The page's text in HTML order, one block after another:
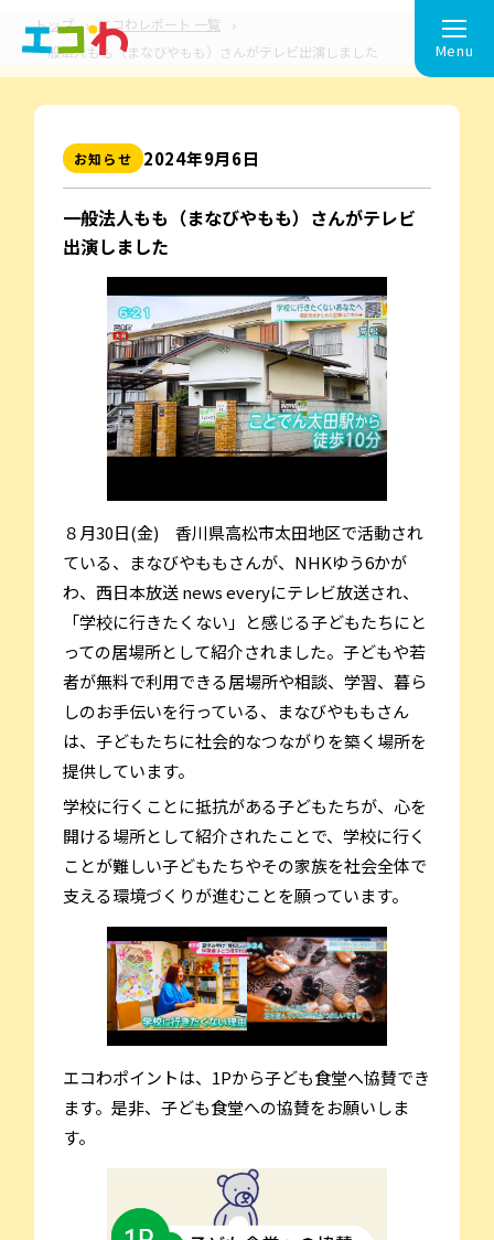
Menu
トップ
エコわレポート 一覧
一般法人もも（まなびやもも）さんがテレビ出演しました
お知らせ 2024年9⽉6⽇
一般法人もも（まなびやもも）さんがテレビ
出演しました
８月30日(金) 香川県高松市太田地区で活動され
ている、まなびやももさんが、NHKゆう6かが
わ、西日本放送 news everyにテレビ放送され、
「学校に行きたくない」と感じる子どもたちにと
っての居場所として紹介されました。子どもや若
者が無料で利用できる居場所や相談、学習、暮ら
しのお手伝いを行っている、まなびやももさん
は、子どもたちに社会的なつながりを築く場所を
提供しています。
学校に行くことに抵抗がある子どもたちが、心を
開ける場所として紹介されたことで、学校に行く
ことが難しい子どもたちやその家族を社会全体で
支える環境づくりが進むことを願っています。
エコわポイントは、1Pから子ども食堂へ協賛でき
ます。是非、子ども食堂への協賛をお願いしま
す。